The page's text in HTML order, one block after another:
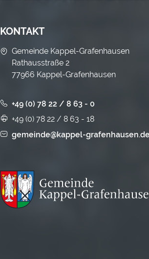
KONTAKT
Gemeinde Kappel-Grafenhausen
Rathausstraße 2
77966 Kappel-Grafenhausen
+49 (0) 78 22 / 8 63 - 0
+49 (0) 78 22 / 8 63 - 18
gemeinde@kappel-